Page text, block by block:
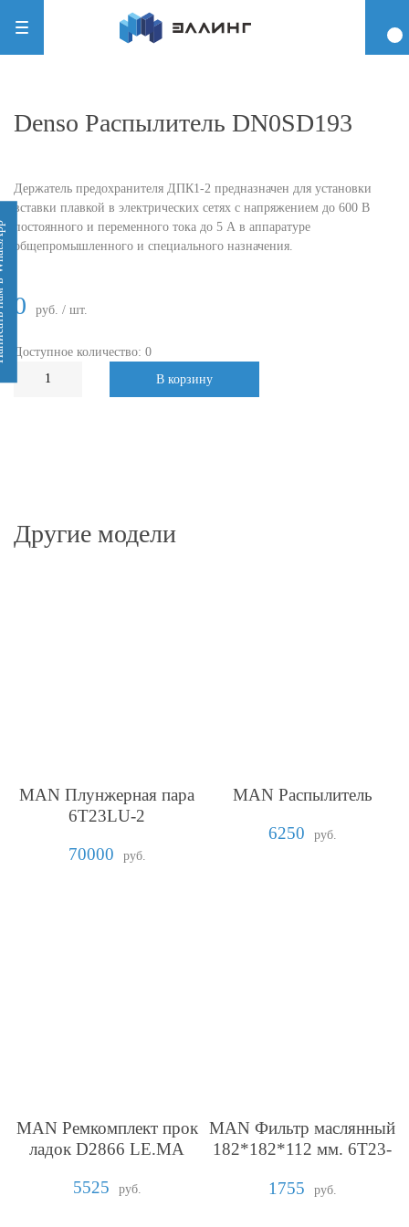
Denso Распылитель DN0SD193
Держатель предохранителя ДПК1-2 предназначен для установки
вставки плавкой в электрических сетях с напряжением до 600 В
постоянного и переменного тока до 5 А в аппаратуре
общепромышленного и специального назначения.
0 руб. / шт.
Доступное количество: 0
В корзину
Другие модели
MAN Плунжерная пара
6T23LU-2
70000
руб.
MAN Распылитель
6250
руб.
MAN Ремкомплект прок
ладок D2866 LE.MA
5525
руб.
MAN Фильтр маслянный
182*182*112 мм. 6T23-
1755
руб.